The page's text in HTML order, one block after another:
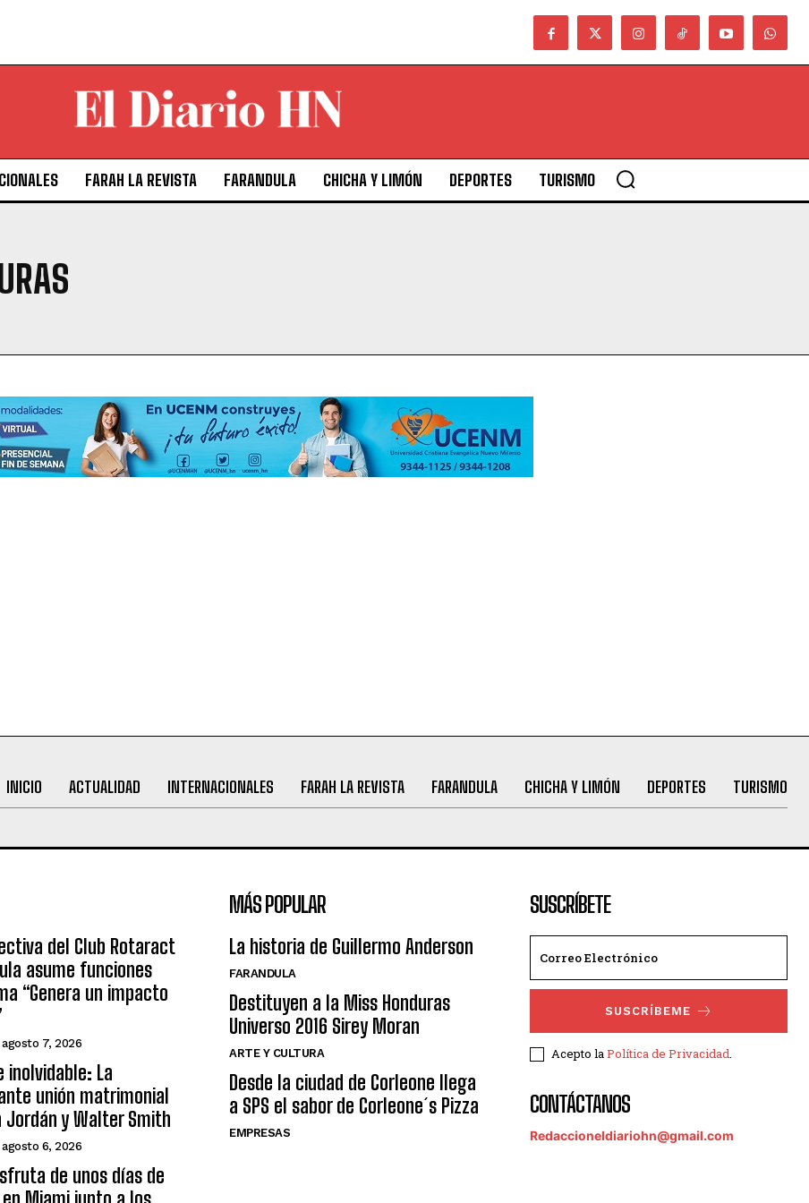
FARAH LA REVISTA FARANDULA CHICHA Y LIMÓN DEPORTES TURISMO
INICIO ACTUALIDAD INTERNACIONALES FARAH LA REVISTA FARANDULA CHICHA Y LIMÓN DEPORTES TURISMO
del Club Rotaract
asume funciones
“Genera un impacto
agosto 7, 2026
inolvidable: La
unión matrimonial
Jordán y Walter Smith
agosto 6, 2026
de unos días de
MÁS POPULAR
La historia de Guillermo Anderson
FARANDULA
Destituyen a la Miss Honduras
Universo 2016 Sirey Moran
ARTE Y CULTURA
Desde la ciudad de Corleone llega
a SPS el sabor de Corleone´s Pizza
EMPRESAS
SUSCRÍBETE
SUSCRÍBEME
Acepto laPolítica de Privacidad.
CONTÁCTANOS
Redaccioneldiariohn@gmail.com